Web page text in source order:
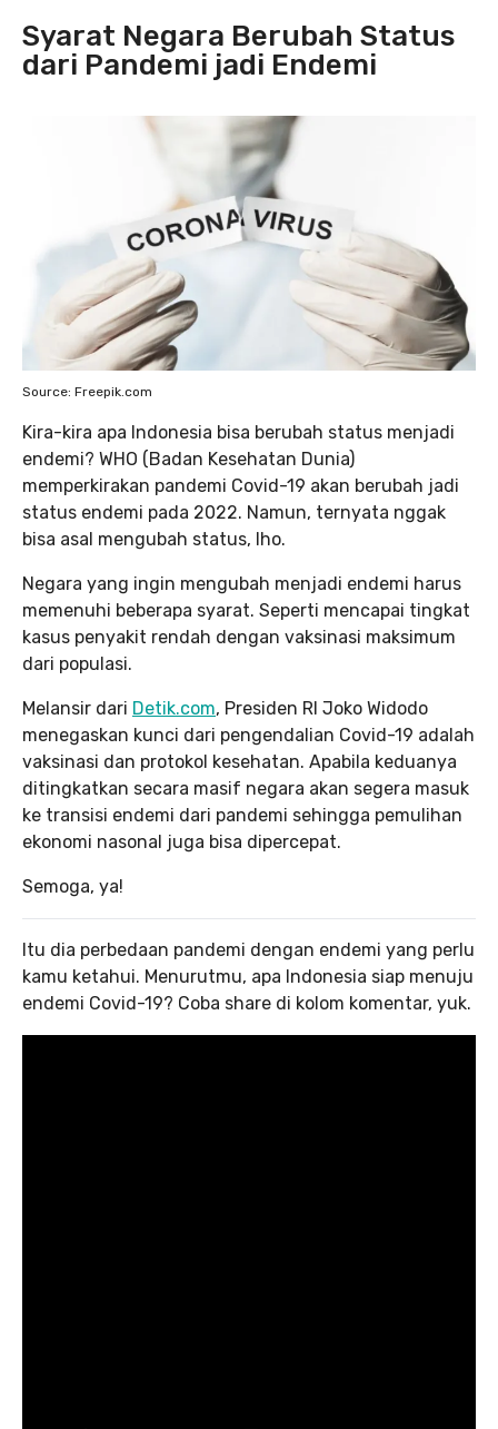
Syarat Negara Berubah Status
dari Pandemi jadi Endemi
Source: Freepik.com
Kira-kira apa Indonesia bisa berubah status menjadi
endemi? WHO (Badan Kesehatan Dunia)
memperkirakan pandemi Covid-19 akan berubah jadi
status endemi pada 2022. Namun, ternyata nggak
bisa asal mengubah status, lho.
Negara yang ingin mengubah menjadi endemi harus
memenuhi beberapa syarat. Seperti mencapai tingkat
kasus penyakit rendah dengan vaksinasi maksimum
dari populasi.
Melansir dari Detik.com, Presiden RI Joko Widodo
menegaskan kunci dari pengendalian Covid-19 adalah
vaksinasi dan protokol kesehatan. Apabila keduanya
ditingkatkan secara masif negara akan segera masuk
ke transisi endemi dari pandemi sehingga pemulihan
ekonomi nasonal juga bisa dipercepat.
Semoga, ya!
Itu dia perbedaan pandemi dengan endemi yang perlu
kamu ketahui. Menurutmu, apa Indonesia siap menuju
endemi Covid-19? Coba share di kolom komentar, yuk.